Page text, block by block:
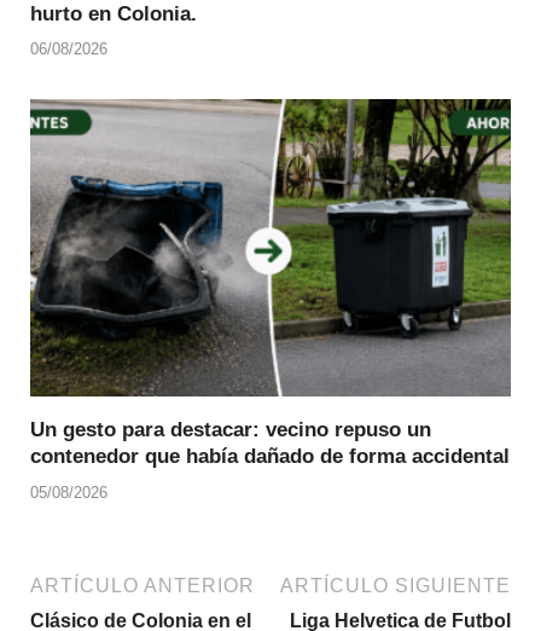
hurto en Colonia.
06/08/2026
Un gesto para destacar: vecino repuso un
contenedor que había dañado de forma accidental
05/08/2026
ARTÍCULO ANTERIOR
Clásico de Colonia en el
ARTÍCULO SIGUIENTE
Liga Helvetica de Futbol